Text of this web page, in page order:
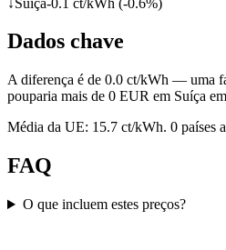
Dados chave
A diferença é de 0.0 ct/kWh — uma
pouparia mais de 0 EUR em Suíça
Média da UE: 15.7 ct/kWh. 0 países
FAQ
O que incluem estes preços?